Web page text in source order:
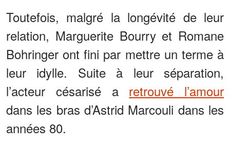
Toutefois, malgré la longévité de leur
relation, Marguerite Bourry et Romane
Bohringer ont fini par mettre un terme à
leur idylle. Suite à leur séparation,
l’acteur césarisé a retrouvé l’amour
dans les bras d’Astrid Marcouli dans les
années 80.